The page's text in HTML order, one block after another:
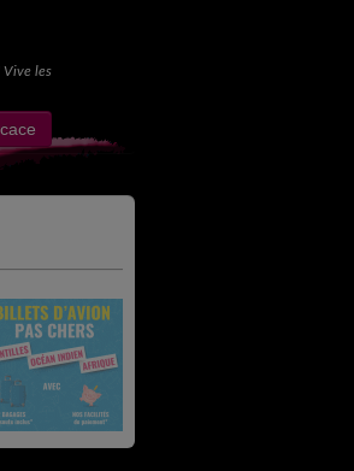
Vive les